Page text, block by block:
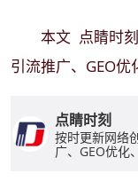
本文 点睛时
引流推广、GEO
点睛时刻
按时更新网络
广、GEO优化